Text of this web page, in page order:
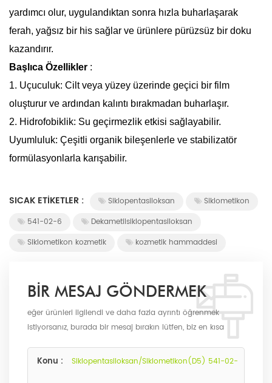
yardımcı olur, uygulandıktan sonra hızla buharlaşarak
ferah, yağsız bir his sağlar ve ürünlere pürüzsüz bir doku
kazandırır.
Başlıca Özellikler :
1. Uçuculuk: Cilt veya yüzey üzerinde geçici bir film
oluşturur ve ardından kalıntı bırakmadan buharlaşır.
2. Hidrofobiklik: Su geçirmezlik etkisi sağlayabilir.
Uyumluluk: Çeşitli organik bileşenlerle ve stabilizatör
formülasyonlarla karışabilir.
SICAK ETIKETLER : Siklopentasiloksan
Siklometikon
541-02-6
Dekametilsiklopentasiloksan
Siklometikon kozmetik
kozmetik hammaddesi
BIR MESAJ GÖNDERMEK
eğer ürünleri ilgilendi ve daha fazla ayrıntı öğrenmek
istiyorsanız, burada bir mesaj bırakın lütfen, biz en kısa
Konu : Siklopentasiloksan/Siklometikon(D5) 541-02-